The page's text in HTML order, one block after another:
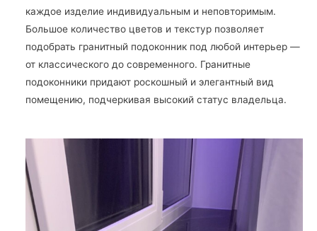
каждое изделие индивидуальным и неповторимым.
Большое количество цветов и текстур позволяет
подобрать гранитный подоконник под любой интерьер —
от классического до современного. Гранитные
подоконники придают роскошный и элегантный вид
помещению, подчеркивая высокий статус владельца.